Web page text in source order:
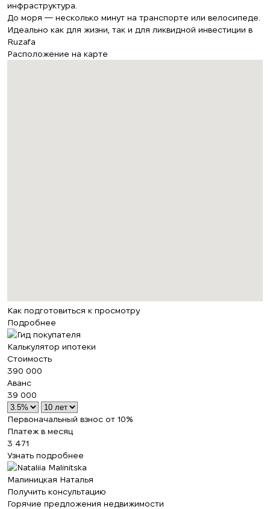
инфраструктура.
До моря — несколько минут на транспорте или велосипеде.
Идеально как для жизни, так и для ликвидной инвестиции в
Ruzafa
Расположение на карте
Как подготовиться к просмотру
Подробнее
Калькулятор ипотеки
Стоимость
390 000
Аванс
39 000
Первоначальный взнос от 10%
Платеж в месяц
3 471
Узнать подробнее
Малиницкая Наталья
Получить консультацию
Горячие предложения недвижимости